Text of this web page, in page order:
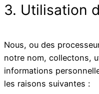
3. Utilisation
Nous, ou des
notre nom, collectons,
informations
les raisons suivantes :